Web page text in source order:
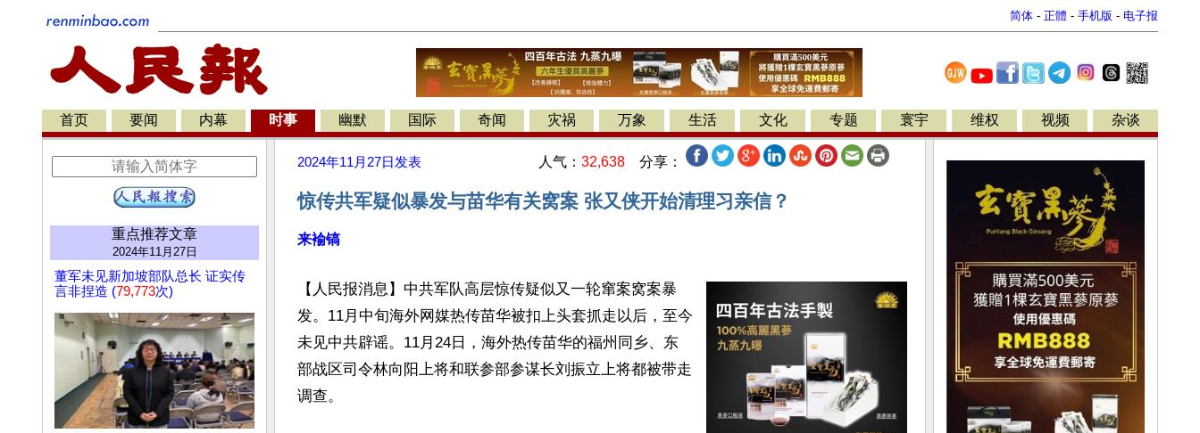
简体 - 正體 - 手机版 - 电子报
首页 要闻 内幕 时事 幽默 国际 奇闻 灾祸 万象 生活 文化 专题 寰宇 维权 视频 杂谈
重点推荐文章
2024年11月27日
董军未见新加坡部队总长 证实传
言非捏造 (79,773次)
2024年11月27日 发表 人气： 32,638 分享：
惊传共军疑似暴发与苗华有关窝案 张又侠开始清理习亲信？
来褕镐
【人民报消息】中共军队高层惊传疑似又一轮窜案窝案暴
发。11月中旬海外网媒热传苗华被扣上头套抓走以后，至今
未见中共辟谣。11月24日，海外热传苗华的福州同乡、东
部战区司令林向阳上将和联参部参谋长刘振立上将都被带走
调查。